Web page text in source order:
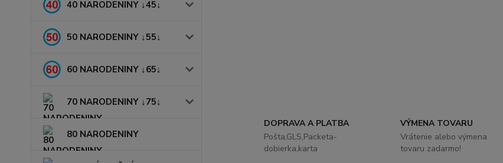
40 NARODENINY ↓45↓
50 NARODENINY ↓55↓
60 NARODENINY ↓65↓
70 NARODENINY ↓75↓
80 NARODENINY
DOPRAVA A PLATBA
Pošta,GLS,Packeta-
dobierka,karta
VÝMENA TOVARU
Vrátenie alebo výmena
tovaru zadarmo!